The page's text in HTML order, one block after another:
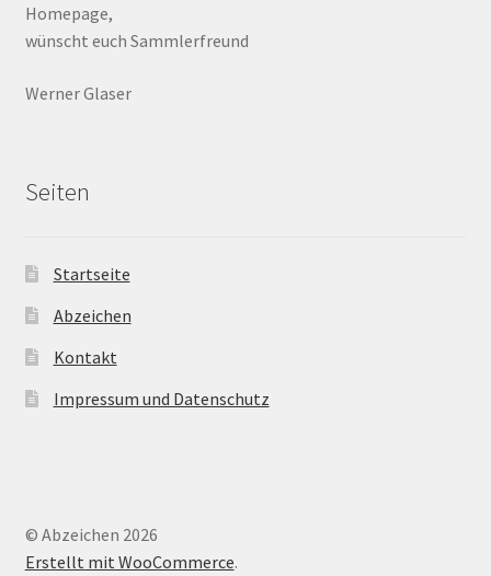
Homepage,
wünscht euch Sammlerfreund
Werner Glaser
Seiten
Startseite
Abzeichen
Kontakt
Impressum und Datenschutz
© Abzeichen 2026
Erstellt mit WooCommerce.